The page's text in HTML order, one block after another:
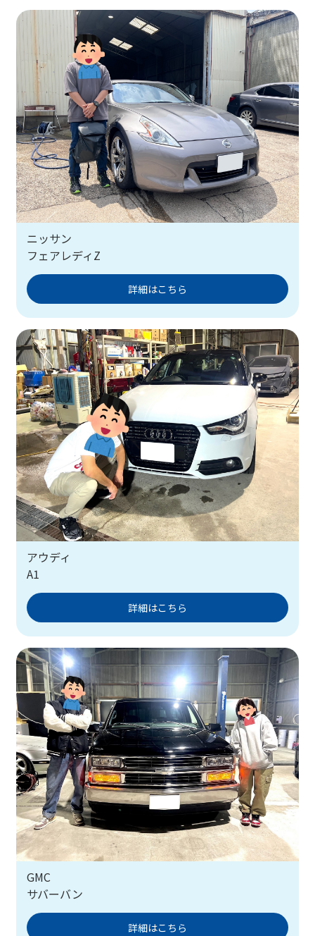
ニッサン
フェアレディZ
詳細はこちら
アウディ
A1
詳細はこちら
GMC
サバーバン
詳細はこちら